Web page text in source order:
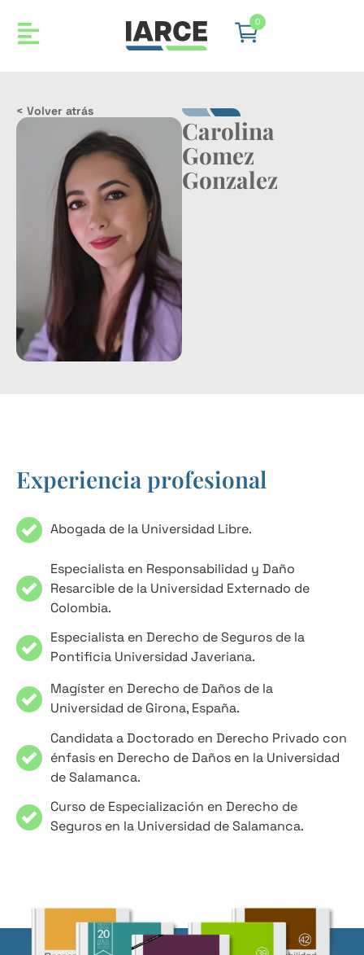
0
< Volver atrás
Carolina
Gomez
Gonzalez
Experiencia profesional
Abogada de la Universidad Libre.
Especialista en Responsabilidad y Daño
Resarcible de la Universidad Externado de
Colombia.
Especialista en Derecho de Seguros de la
Pontificia Universidad Javeriana.
Magíster en Derecho de Daños de la
Universidad de Girona, España.
Candidata a Doctorado en Derecho Privado con
énfasis en Derecho de Daños en la Universidad
de Salamanca.
Curso de Especialización en Derecho de
Seguros en la Universidad de Salamanca.